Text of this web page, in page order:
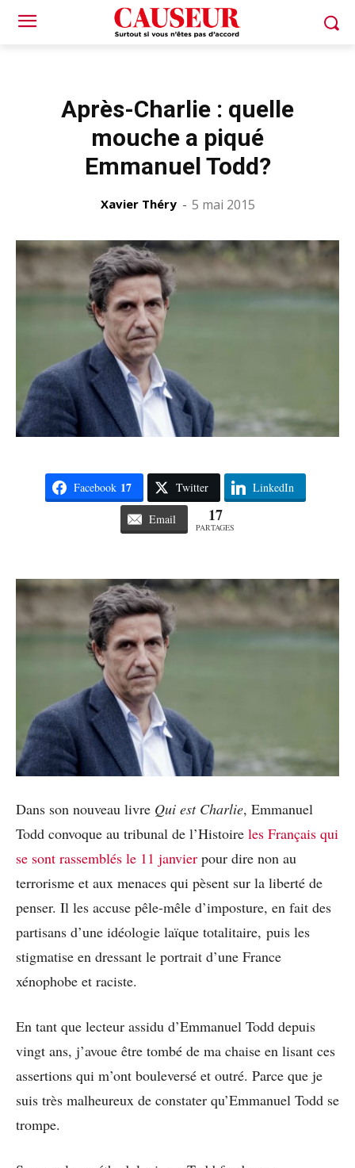
Après-Charlie : quelle
mouche a piqué
Emmanuel Todd?
Xavier Théry - 5 mai 2015
Facebook 17 Twitter LinkedIn
Email 17
PARTAGES
Dans son nouveau livre Qui est Charlie, Emmanuel
Todd convoque au tribunal de l’Histoire les Français qui
se sont rassemblés le 11 janvier pour dire non au
terrorisme et aux menaces qui pèsent sur la liberté de
penser. Il les accuse pêle-mêle d’imposture, en fait des
partisans d’une idéologie laïque totalitaire, puis les
stigmatise en dressant le portrait d’une France
xénophobe et raciste.
En tant que lecteur assidu d’Emmanuel Todd depuis
vingt ans, j’avoue être tombé de ma chaise en lisant ces
assertions qui m’ont bouleversé et outré. Parce que je
suis très malheureux de constater qu’Emmanuel Todd se
trompe.